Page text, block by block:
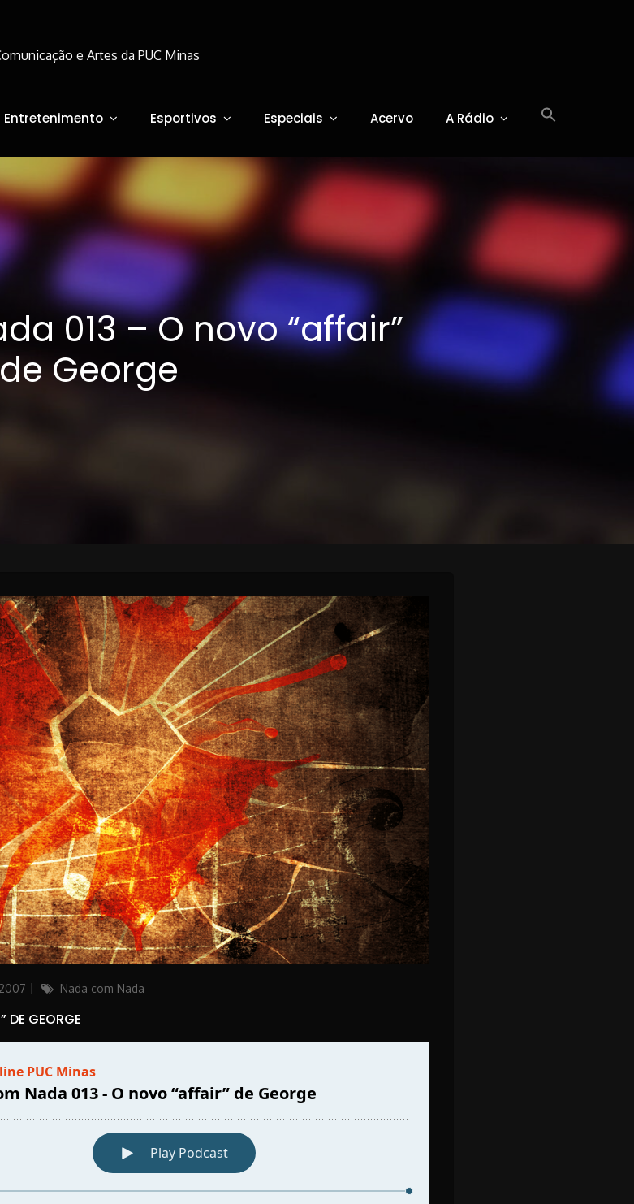
e Artes da PUC Minas
Entretenimento Esportivos Especiais Acervo A Rádio
013 – O novo “affair”
de George
Categories
Nada com Nada
DE GEORGE